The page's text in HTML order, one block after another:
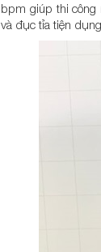
bpm giúp thi công
và đục tỉa tiện